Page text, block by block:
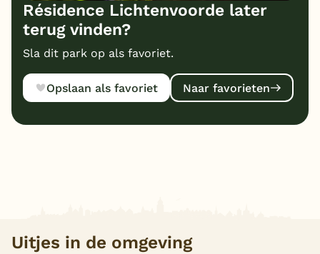
Résidence Lichtenvoorde later
terug vinden?
Sla dit park op als favoriet.
Opslaan als favoriet Naar favorieten
Uitjes in de omgeving